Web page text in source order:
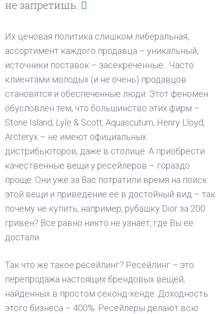
не запретишь.
Их ценовая политика слишком либеральная,
ассортимент каждого продавца – уникальный,
источники поставок – засекреченные. Часто
клиентами молодых (и не очень) продавцов
становятся и обеспеченные люди. Этот феномен
обусловлен тем, что большинство этих фирм –
Stone Island, Lyle & Scott, Aquascutum, Henry Lloyd,
Arcteryx – не имеют официальных
дистрибьюторов, даже в столице. А приобрести
качественные вещи у ресейлеров – гораздо
проще. Они уже за Вас потратили время на поиск
этой вещи и приведение её в достойный вид – так
почему не купить, например, рубашку Dior за 200
гривен? Все равно никто не узнает, где Вы ее
достали.
Так что же такое ресейлинг? Ресейлинг – это
перепродажа настоящих брендовых вещей,
найденных в простом секонд-хенде. Доходность
этого бизнеса – 400%. Ресейлеры делают всю